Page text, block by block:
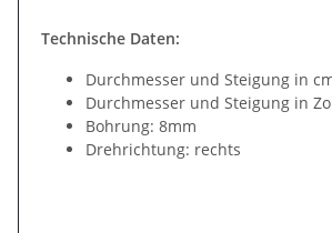
Technische Daten:
Durchmesser und Steigung in
Durchmesser und Steigung in
Bohrung: 8mm
Drehrichtung: rechts